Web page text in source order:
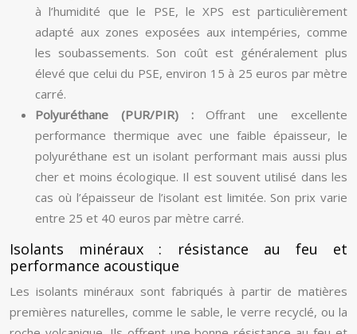
à l’humidité que le PSE, le XPS est particulièrement
adapté aux zones exposées aux intempéries, comme
les soubassements. Son coût est généralement plus
élevé que celui du PSE, environ 15 à 25 euros par mètre
carré.
Polyuréthane (PUR/PIR) :Offrant une excellente
performance thermique avec une faible épaisseur, le
polyuréthane est un isolant performant mais aussi plus
cher et moins écologique. Il est souvent utilisé dans les
cas où l’épaisseur de l’isolant est limitée. Son prix varie
entre 25 et 40 euros par mètre carré.
Isolants minéraux : résistance au feu et
performance acoustique
Les isolants minéraux sont fabriqués à partir de matières
premières naturelles, comme le sable, le verre recyclé, ou la